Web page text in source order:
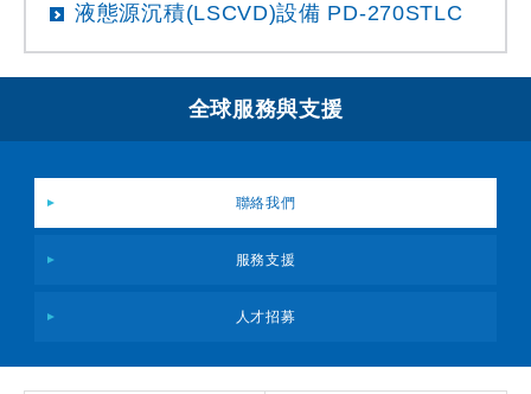
液態源沉積(LSCVD)設備 PD-270STLC
全球服務與支援
聯絡我們
服務支援
人才招募